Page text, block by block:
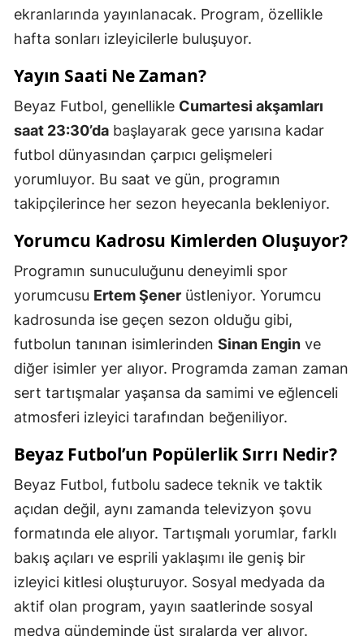
ekranlarında yayınlanacak. Program, özellikle
hafta sonları izleyicilerle buluşuyor.
Yayın Saati Ne Zaman?
Beyaz Futbol, genellikle Cumartesi akşamları
saat 23:30’da başlayarak gece yarısına kadar
futbol dünyasından çarpıcı gelişmeleri
yorumluyor. Bu saat ve gün, programın
takipçilerince her sezon heyecanla bekleniyor.
Yorumcu Kadrosu Kimlerden Oluşuyor?
Programın sunuculuğunu deneyimli spor
yorumcusu Ertem Şener üstleniyor. Yorumcu
kadrosunda ise geçen sezon olduğu gibi,
futbolun tanınan isimlerinden Sinan Engin ve
diğer isimler yer alıyor. Programda zaman zaman
sert tartışmalar yaşansa da samimi ve eğlenceli
atmosferi izleyici tarafından beğeniliyor.
Beyaz Futbol’un Popülerlik Sırrı Nedir?
Beyaz Futbol, futbolu sadece teknik ve taktik
açıdan değil, aynı zamanda televizyon şovu
formatında ele alıyor. Tartışmalı yorumlar, farklı
bakış açıları ve esprili yaklaşımı ile geniş bir
izleyici kitlesi oluşturuyor. Sosyal medyada da
aktif olan program, yayın saatlerinde sosyal
medya gündeminde üst sıralarda yer alıyor.